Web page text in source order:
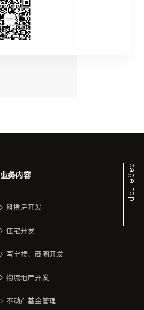
page top
业务内容
租赁房开发
住宅开发
写字楼、商圈开发
物流地产开发
不动产基金管理